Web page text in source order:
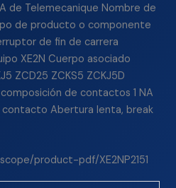
de Telemecanique Nombre de
de producto o componente
de fin de carrera
XE2N Cuerpo asociado
ZCD25 ZCKS5 ZCKJ5D
de contactos 1 NA
contacto Abertura lenta, break
product-pdf/XE2NP2151